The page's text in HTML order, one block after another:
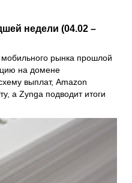
недели (04.02 –
рынка прошлой
на домене
выплат, Amazon
а Zynga подводит итоги